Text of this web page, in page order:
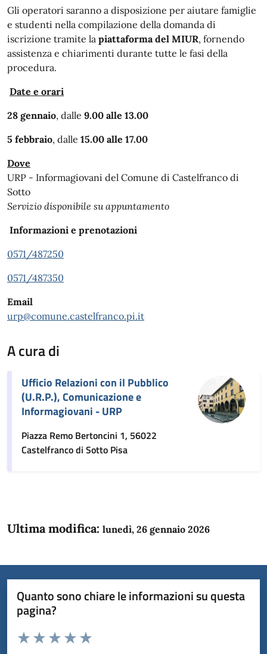
Gli operatori saranno a disposizione per aiutare famiglie
e studenti nella compilazione della domanda di
iscrizione tramite la piattaforma del MIUR, fornendo
assistenza e chiarimenti durante tutte le fasi della
procedura.
Date e orari
28 gennaio, dalle 9.00 alle 13.00
5 febbraio, dalle 15.00 alle 17.00
Dove
URP - Informagiovani del Comune di Castelfranco di
Sotto
Servizio disponibile su appuntamento
Informazioni e prenotazioni
0571/487250
0571/487350
Email
urp@comune.castelfranco.pi.it
A cura di
Ufficio Relazioni con il Pubblico
(U.R.P.), Comunicazione e
Informagiovani - URP
Piazza Remo Bertoncini 1, 56022
Castelfranco di Sotto Pisa
Ultima modifica: lunedì, 26 gennaio 2026
Quanto sono chiare le informazioni su questa
pagina?
Domanda
Valuta da 1 a 5 stelle la pagina